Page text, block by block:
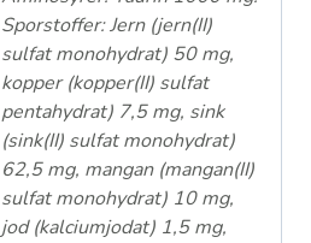
Sporstoffer: Jern (jern(II)
sulfat monohydrat) 50 mg,
kopper (kopper(II) sulfat
pentahydrat) 7,5 mg, sink
(sink(II) sulfat monohydrat)
62,5 mg, mangan (mangan(II)
sulfat monohydrat) 10 mg,
jod (kalciumjodat) 1,5 mg,